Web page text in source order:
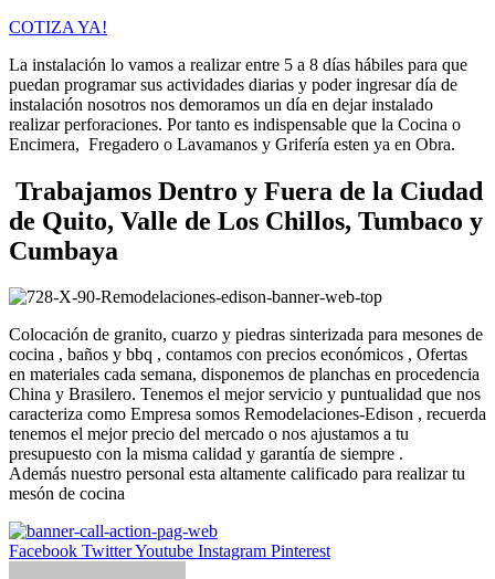
COTIZA YA!
La instalación lo vamos a realizar entre 5 a 8 días hábiles para que
puedan programar sus actividades diarias y poder ingresar día de
instalación nosotros nos demoramos un día en dejar instalado
realizar perforaciones. Por tanto es indispensable que la Cocina o
Encimera, Fregadero o Lavamanos y Grifería esten ya en Obra.
Trabajamos Dentro y Fuera de la Ciudad
de Quito, Valle de Los Chillos, Tumbaco y
Cumbaya
Colocación de granito, cuarzo y piedras sinterizada para mesones de
cocina , baños y bbq , contamos con precios económicos , Ofertas
en materiales cada semana, disponemos de planchas en procedencia
China y Brasilero. Tenemos el mejor servicio y puntualidad que nos
caracteriza como Empresa somos Remodelaciones-Edison , recuerda
tenemos el mejor precio del mercado o nos ajustamos a tu
presupuesto con la misma calidad y garantía de siempre .
Además nuestro personal esta altamente calificado para realizar tu
mesón de cocina
Facebook TwitterYoutube Instagram Pinterest